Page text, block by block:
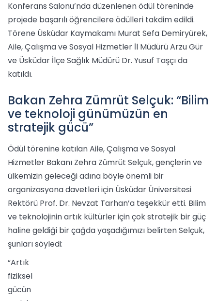
Konferans Salonu’nda düzenlenen ödül töreninde
projede başarılı öğrencilere ödülleri takdim edildi.
Törene Üsküdar Kaymakamı Murat Sefa Demiryürek,
Aile, Çalışma ve Sosyal Hizmetler İl Müdürü Arzu Gür
ve Üsküdar İlçe Sağlık Müdürü Dr. Yusuf Taşçı da
katıldı.
Bakan Zehra Zümrüt Selçuk: “Bilim
ve teknoloji günümüzün en
stratejik gücü”
Ödül törenine katılan Aile, Çalışma ve Sosyal
Hizmetler Bakanı Zehra Zümrüt Selçuk, gençlerin ve
ülkemizin geleceği adına böyle önemli bir
organizasyona davetleri için Üsküdar Üniversitesi
Rektörü Prof. Dr. Nevzat Tarhan’a teşekkür etti. Bilim
ve teknolojinin artık kültürler için çok stratejik bir güç
haline geldiği bir çağda yaşadığımızı belirten Selçuk,
şunları söyledi:
“Artık
fiziksel
gücün